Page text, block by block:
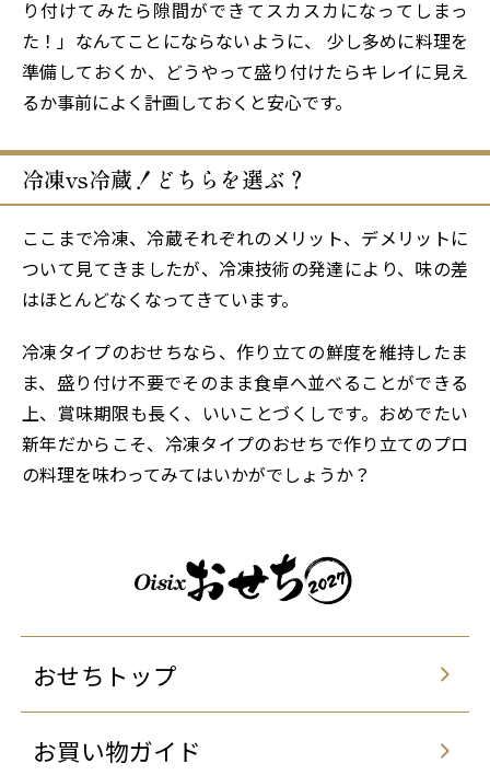
り付けてみたら隙間ができてスカスカになってしまっ
た！」なんてことにならないように、 少し多めに料理を
準備しておくか、どうやって盛り付けたらキレイに見え
るか事前によく計画しておくと安心です。
冷凍vs冷蔵！どちらを選ぶ？
ここまで冷凍、冷蔵それぞれのメリット、デメリットに
ついて見てきましたが、冷凍技術の発達により、味の差
はほとんどなくなってきています。
冷凍タイプのおせちなら、作り立ての鮮度を維持したま
ま、盛り付け不要でそのまま食卓へ並べることができる
上、賞味期限も長く、いいことづくしです。おめでたい
新年だからこそ、冷凍タイプのおせちで作り立てのプロ
の料理を味わってみてはいかがでしょうか？
おせちトップ
お買い物ガイド